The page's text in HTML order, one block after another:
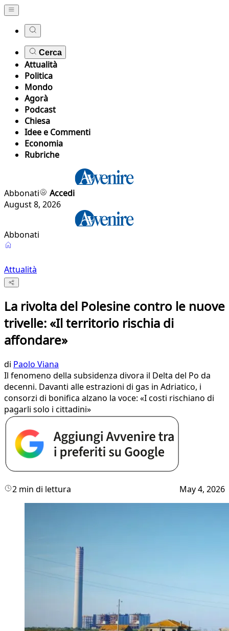
Cerca
Attualità
Politica
Mondo
Agorà
Podcast
Chiesa
Idee e Commenti
Economia
Rubriche
Abbonati
Accedi
August 8, 2026
Abbonati
Attualità
La rivolta del Polesine contro le nuove
trivelle: «Il territorio rischia di
affondare»
di Paolo Viana
Il fenomeno della subsidenza divora il Delta del Po da
decenni. Davanti alle estrazioni di gas in Adriatico, i
consorzi di bonifica alzano la voce: «I costi rischiano di
pagarli solo i cittadini»
2 min di lettura May 4, 2026